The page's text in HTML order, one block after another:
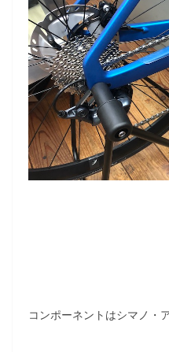
コンポーネントはシマノ・